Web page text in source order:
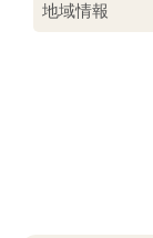
地域情報